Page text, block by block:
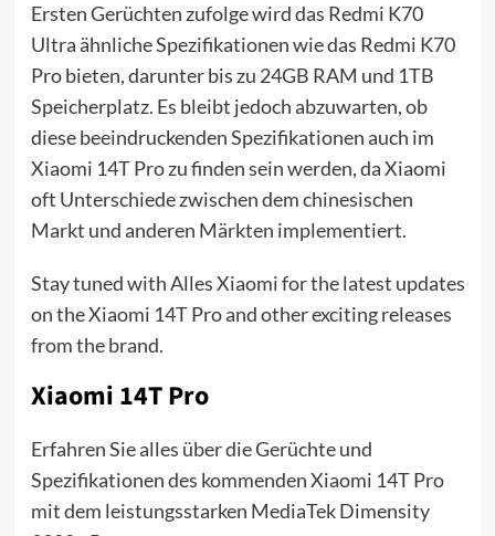
Ersten Gerüchten zufolge wird das Redmi K70
Ultra ähnliche Spezifikationen wie das Redmi K70
Pro bieten, darunter bis zu 24GB RAM und 1TB
Speicherplatz. Es bleibt jedoch abzuwarten, ob
diese beeindruckenden Spezifikationen auch im
Xiaomi 14T Pro zu finden sein werden, da Xiaomi
oft Unterschiede zwischen dem chinesischen
Markt und anderen Märkten implementiert.
Stay tuned with Alles Xiaomi for the latest updates
on the Xiaomi 14T Pro and other exciting releases
from the brand.
Xiaomi 14T Pro
Erfahren Sie alles über die Gerüchte und
Spezifikationen des kommenden Xiaomi 14T Pro
mit dem leistungsstarken MediaTek Dimensity